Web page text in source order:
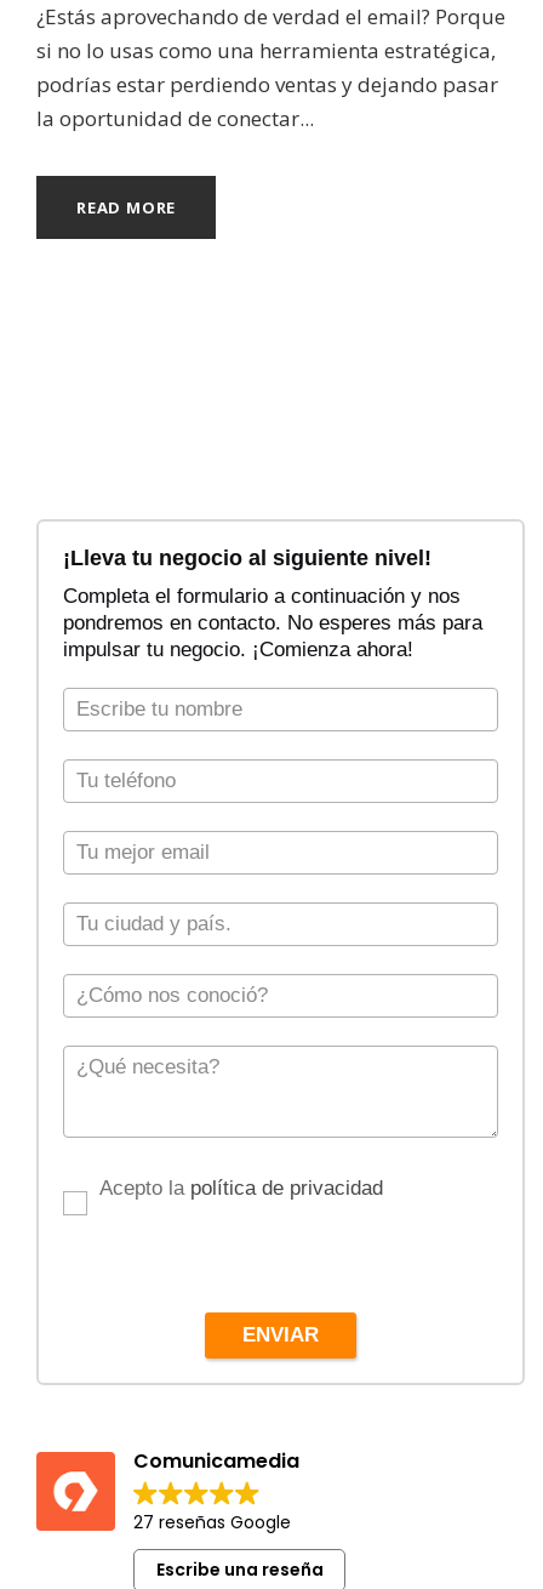
¿Estás aprovechando de verdad el email? Porque
si no lo usas como una herramienta estratégica,
podrías estar perdiendo ventas y dejando pasar
la oportunidad de conectar...
READ MORE
F
¡Lleva tu negocio al siguiente nivel!
Completa el formulario a continuación y nos
pondremos en contacto. No esperes más para
impulsar tu negocio. ¡Comienza ahora!
Acepto la política de privacidad
ENVIAR
Comunicamedia
27 reseñas Google
Escribe una reseña